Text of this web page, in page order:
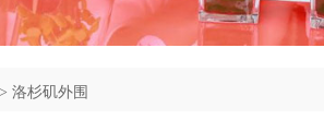
洛杉矶外围